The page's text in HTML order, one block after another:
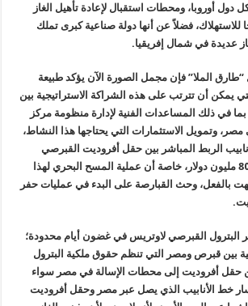
دول أوروبا، ومحطات استقبال لإعادة تأهيل الغاز
فضلاً عن أنها دولة صناعية كبرى تملك
عديدة في شمال إفريقيا.
“طارق الملا” فإن مجمل الصورة الآن يؤكد طبيعة
يمكن أن تترتب على هذه الشراكة الاستراتيجية بين
بما في ذلك المساعدات الفنية لإدارة منظومة مركز
وتمويل الاستثمارات التي يحتاجها هذا النشاط،
الربط المباشر بين حقل أفروديت القبرصي
ومصر التي تصل إلى 800 مليون دولار، خاصة أن عملية المسح البحري لهذا
بالفعل، وحث القبارصة على البدء في عمليات حفر
البترول القبرصي لاوتريس في غضون أيام محدودة؛
بين قبرص ومصر التي تنظم حقوق ملكية البترول
حقل أفروديت إلى محطات الإسالة في مصر سواء
خط الأنابيب الذي يصل عبر مصر وحقل أفروديت